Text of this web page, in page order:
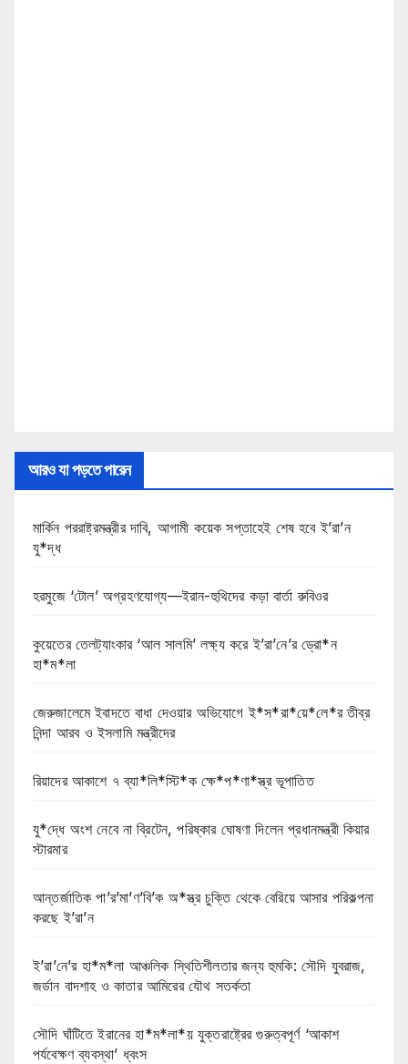
আরও যা পড়তে পারেন
মার্কিন পররাষ্ট্রমন্ত্রীর দাবি, আগামী কয়েক সপ্তাহেই শেষ হবে ই’রা’ন
যু*দ্ধ
হরমুজে ‘টোল’ অগ্রহণযোগ্য—ইরান-হুথিদের কড়া বার্তা রুবিওর
কুয়েতের তেলট্যাংকার ‘আল সালমি’ লক্ষ্য করে ই’রা’নে’র ড্রো*ন
হা*ম*লা
জেরুজালেমে ইবাদতে বাধা দেওয়ার অভিযোগে ই*স*রা*য়ে*লে*র তীব্র
নিন্দা আরব ও ইসলামি মন্ত্রীদের
রিয়াদের আকাশে ৭ ব্যা*লি*স্টি*ক ক্ষে*প*ণা*স্ত্র ভূপাতিত
যু*দ্ধে অংশ নেবে না ব্রিটেন, পরিষ্কার ঘোষণা দিলেন প্রধানমন্ত্রী কিয়ার
স্টারমার
আন্তর্জাতিক পা’র’মা’ণ’বি’ক অ*স্ত্র চুক্তি থেকে বেরিয়ে আসার পরিকল্পনা
করছে ই’রা’ন
ই’রা’নে’র হা*ম*লা আঞ্চলিক স্থিতিশীলতার জন্য হুমকি: সৌদি যুবরাজ,
জর্ডান বাদশাহ ও কাতার আমিরের যৌথ সতর্কতা
সৌদি ঘাঁটিতে ইরানের হা*ম*লা*য় যুক্তরাষ্ট্রের গুরুত্বপূর্ণ ‘আকাশ
পর্যবেক্ষণ ব্যবস্থা’ ধ্বংস